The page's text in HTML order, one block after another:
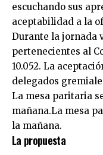
escuchando sus
aceptabilidad a la
Durante la jornada
pertenecientes al
10.052. La
delegados
La mesa paritaria
mañana.La mesa
la mañana.
La propuesta